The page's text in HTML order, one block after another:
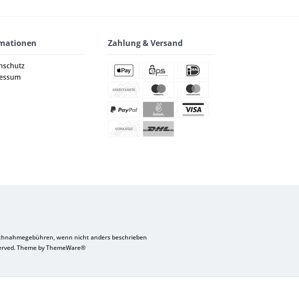
Zahlung & Versand
wenn nicht anders beschrieben
Theme byThemeWare®